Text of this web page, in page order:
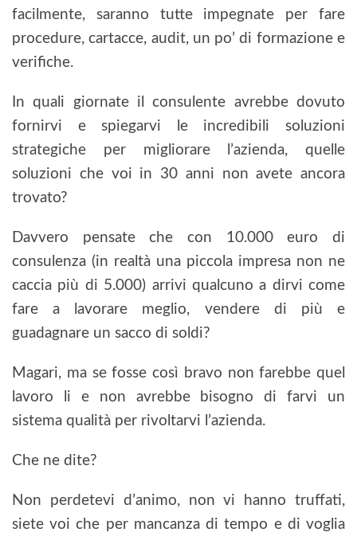
facilmente, saranno tutte impegnate per fare
procedure, cartacce, audit, un po’ di formazione e
verifiche.
In quali giornate il consulente avrebbe dovuto
fornirvi e spiegarvi le incredibili soluzioni
strategiche per migliorare l’azienda, quelle
soluzioni che voi in 30 anni non avete ancora
trovato?
Davvero pensate che con 10.000 euro di
consulenza (in realtà una piccola impresa non ne
caccia più di 5.000) arrivi qualcuno a dirvi come
fare a lavorare meglio, vendere di più e
guadagnare un sacco di soldi?
Magari, ma se fosse così bravo non farebbe quel
lavoro li e non avrebbe bisogno di farvi un
sistema qualità per rivoltarvi l’azienda.
Che ne dite?
Non perdetevi d’animo, non vi hanno truffati,
siete voi che per mancanza di tempo e di voglia